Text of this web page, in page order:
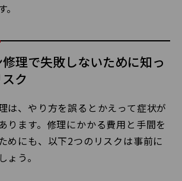
理で失敗しないために知っ
ク
は、やり方を誤るとかえって症状が
ります。修理にかかる費用と手間を
めにも、以下2つのリスクは事前に
う。